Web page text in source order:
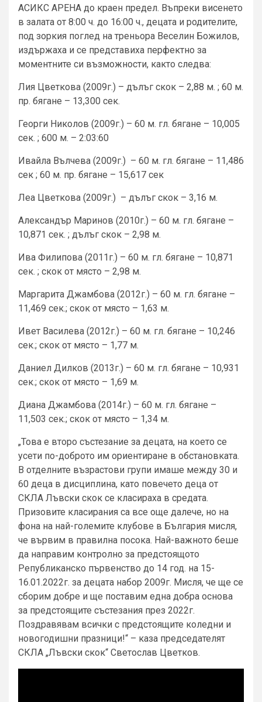
АСИКС АРЕНА до краен предел. Въпреки висенето
в залата от 8:00 ч. до 16:00 ч., децата и родителите,
под зоркия поглед на треньора Веселин Божилов,
издържаха и се представиха перфектно за
моментните си възможности, както следва:
Лия Цветкова (2009г.) – дълъг скок – 2,88 м. ; 60 м.
пр. бягане – 13,300 сек.
Георги Николов (2009г.) – 60 м. гл. бягане – 10,005
сек. ; 600 м. – 2:03:60
Ивайла Вълчева (2009г.) – 60 м. гл. бягане – 11,486
сек ; 60 м. пр. бягане – 15,617 сек
Леа Цветкова (2009г.) – дълъг скок – 3,16 м.
Александър Маринов (2010г.) – 60 м. гл. бягане –
10,871 сек. ; дълъг скок – 2,98 м.
Ива Филипова (2011г.) – 60 м. гл. бягане – 10,871
сек. ; скок от място – 2,98 м.
Маргарита Джамбова (2012г.) – 60 м. гл. бягане –
11,469 сек.; скок от място – 1,63 м.
Ивет Василева (2012г.) – 60 м. гл. бягане – 10,246
сек.; скок от място – 1,77 м.
Даниел Дилков (2013г.) – 60 м. гл. бягане – 10,931
сек.; скок от място – 1,69 м.
Диана Джамбова (2014г.) – 60 м. гл. бягане –
11,503 сек.; скок от място – 1,34 м.
„Това е второ състезание за децата, на което се
усети по-доброто им ориентиране в обстановката.
В отделните възрастови групи имаше между 30 и
60 деца в дисциплина, като повечето деца от
СКЛА Лъвски скок се класираха в средата.
Призовите класирания са все още далече, но на
фона на най-големите клубове в България мисля,
че вървим в правилна посока. Най-важното беше
да направим контролно за предстоящото
Републиканско първенство до 14 год. на 15-
16.01.2022г. за децата набор 2009г. Мисля, че ще се
сборим добре и ще поставим една добра основа
за предстоящите състезания през 2022г.
Поздравявам всички с предстоящите коледни и
новогодишни празници!“ – каза председателят
СКЛА „Лъвски скок“ Светослав Цветков.